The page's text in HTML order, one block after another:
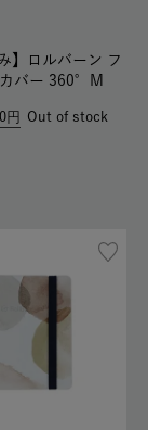
】ロルバーン フ
カバー 360°M
Out of stock